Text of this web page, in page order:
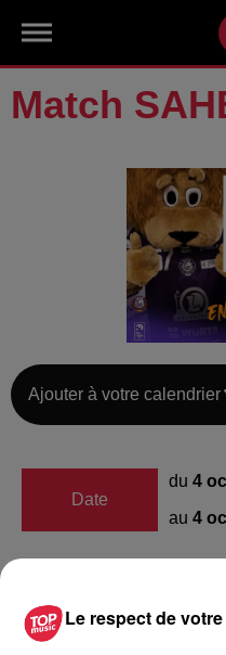
Match
Ajouter à votre calendrier
Date
du 4
au 4
Lieu
67600
Le respect de